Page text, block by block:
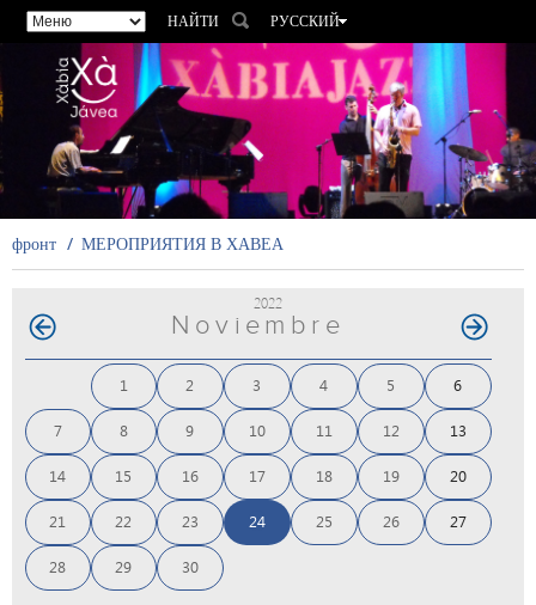
НАЙТИ
РУССКИЙ
ESPAÑOL
VALENCIÀ
FRANÇAIS
DEUTSCH
фронт МЕРОПРИЯТИЯ В ХАВЕА
2022
Noviembre
1 2 3 4 5 6
7 8 9 10 11 12 13
14 15 16 17 18 19 20
21 22 23 24 25 26 27
28 29 30